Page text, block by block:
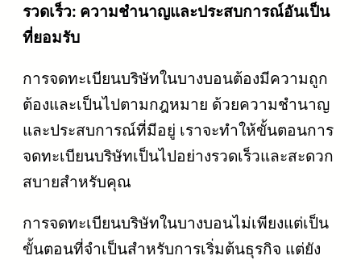
รวดเร็ว: ความชำนาญและประสบการณ์อันเป็น
ที่ยอมรับ
การจดทะเบียนบริษัทในบางบอนต้องมีความถูก
ต้องและเป็นไปตามกฎหมาย ด้วยความชำนาญ
และประสบการณ์ที่มีอยู่ เราจะทำให้ขั้นตอนการ
จดทะเบียนบริษัทเป็นไปอย่างรวดเร็วและสะดวก
สบายสำหรับคุณ
การจดทะเบียนบริษัทในบางบอนไม่เพียงแต่เป็น
ขั้นตอนที่จำเป็นสำหรับการเริ่มต้นธุรกิจ แต่ยัง